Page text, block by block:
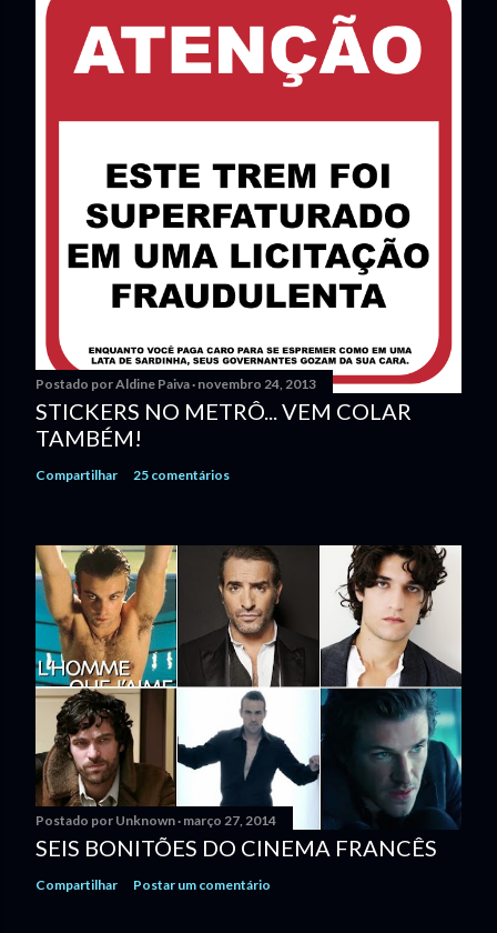
Postado porAldine Paiva novembro 24, 2013
STICKERS NO METRÔ... VEM COLAR
TAMBÉM!
Compartilhar 25 comentários
Postado por Unknown março 27, 2014
SEIS BONITÕES DO CINEMA FRANCÊS
Compartilhar Postar um comentário